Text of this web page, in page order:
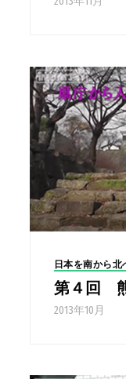
日本を南から北
第４回
2013年10月